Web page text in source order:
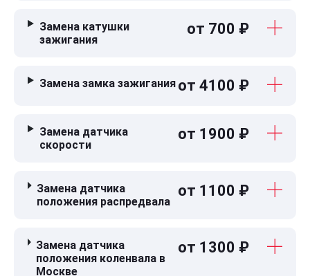
Замена катушки
зажигания
от 700 ₽
Замена замка зажигания от 4100 ₽
Замена датчика
скорости
от 1900 ₽
Замена датчика
положения распредвала
от 1100 ₽
Замена датчика
положения коленвала в
Москве
от 1300 ₽